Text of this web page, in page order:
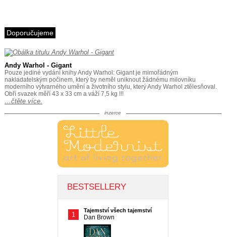
Doporučujeme
Andy Warhol - Gigant
Pouze jediné vydání knihy Andy Warhol: Gigant je mimořádným
nakladatelským počinem, který by neměl uniknout žádnému milovníku
moderního výtvarného umění a životního stylu, který Andy Warhol ztělesňoval.
Obří svazek měří 43 x 33 cm a váží 7,5 kg !!!
…čtěte více.
inzerce